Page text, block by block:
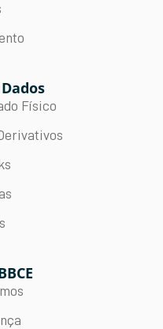
Físico